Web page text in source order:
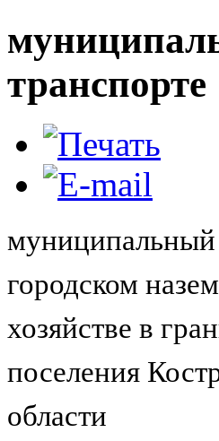
транспорте
муниципальный
городском
хозяйстве в
поселения
области